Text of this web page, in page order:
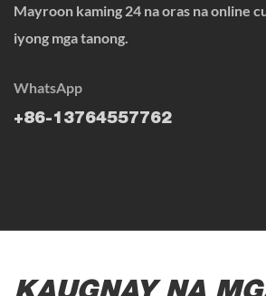
Mayroon kaming 24 na oras na online
iyong mga tanong.
WhatsApp
+86-13764557762